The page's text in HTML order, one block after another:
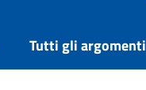
Tutti gli argomenti